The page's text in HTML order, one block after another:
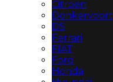
Citroën
Donkervoort
DS
Ferrari
FIAT
Ford
Honda